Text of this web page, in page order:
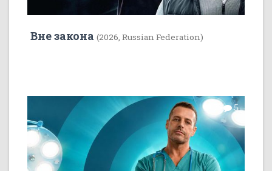
Вне закона (2026, Russian Federation)
7 5